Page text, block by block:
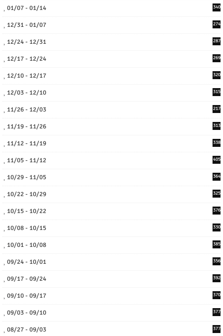
01/07 - 01/14 340
12/31 - 01/07 274
12/24 - 12/31 287
12/17 - 12/24 269
12/10 - 12/17 320
12/03 - 12/10 315
11/26 - 12/03 217
11/19 - 11/26 313
11/12 - 11/19 338
11/05 - 11/12 405
10/29 - 11/05 364
10/22 - 10/29 325
10/15 - 10/22 376
10/08 - 10/15 330
10/01 - 10/08 385
09/24 - 10/01 356
09/17 - 09/24 392
09/10 - 09/17 370
09/03 - 09/10 377
08/27 - 09/03 377